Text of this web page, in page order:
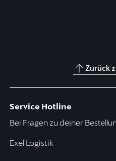
Zurück
Service Hotline
Bei Fragen zu deiner
Exel Logistik